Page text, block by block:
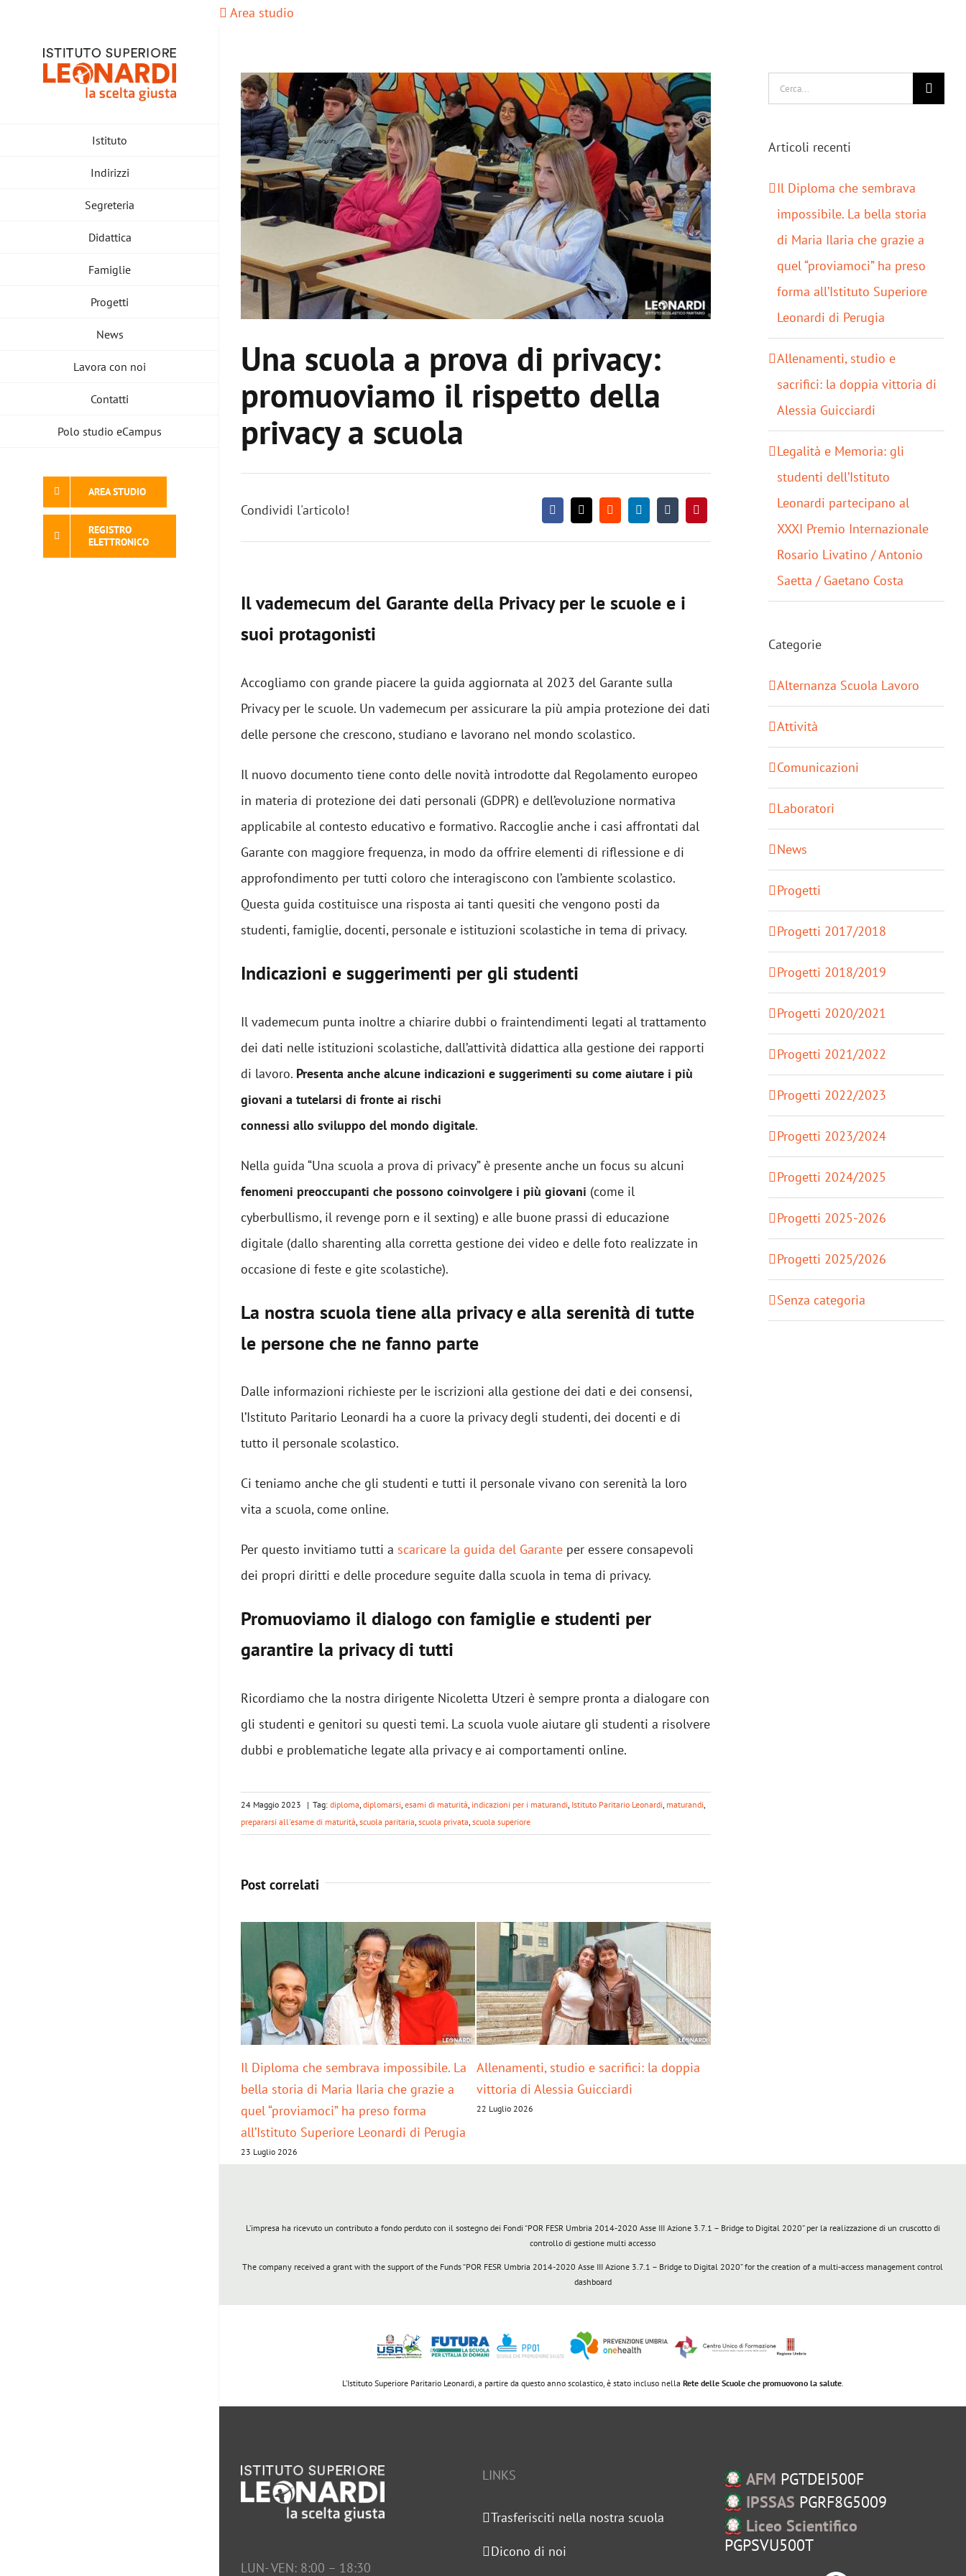
contenuto
Area studio
Istituto
Indirizzi
Segreteria
Didattica
Famiglie
Progetti
News
Lavora con noi
Contatti
Polo studio eCampus
AREA STUDIO
REGISTRO
ELETTRONICO
Una scuola a prova di privacy:
promuoviamo il rispetto della
privacy a scuola
Condividi l'articolo!
Il vademecum del Garante della Privacy per le scuole e i
suoi protagonisti
Accogliamo con grande piacere la guida aggiornata al 2023 del Garante sulla
Privacy per le scuole. Un vademecum per assicurare la più ampia protezione dei dati
delle persone che crescono, studiano e lavorano nel mondo scolastico.
Il nuovo documento tiene conto delle novità introdotte dal Regolamento europeo
in materia di protezione dei dati personali (GDPR) e dell’evoluzione normativa
applicabile al contesto educativo e formativo. Raccoglie anche i casi affrontati dal
Garante con maggiore frequenza, in modo da offrire elementi di riflessione e di
approfondimento per tutti coloro che interagiscono con l’ambiente scolastico.
Questa guida costituisce una risposta ai tanti quesiti che vengono posti da
studenti, famiglie, docenti, personale e istituzioni scolastiche in tema di privacy.
Indicazioni e suggerimenti per gli studenti
Il vademecum punta inoltre a chiarire dubbi o fraintendimenti legati al trattamento
dei dati nelle istituzioni scolastiche, dall’attività didattica alla gestione dei rapporti
di lavoro. Presenta anche alcune indicazioni e suggerimenti su come aiutare i più
giovani a tutelarsi di fronte ai rischi
connessi allo sviluppo del mondo digitale.
Nella guida “Una scuola a prova di privacy” è presente anche un focus su alcuni
fenomeni preoccupanti che possono coinvolgere i più giovani (come il
cyberbullismo, il revenge porn e il sexting) e alle buone prassi di educazione
digitale (dallo sharenting alla corretta gestione dei video e delle foto realizzate in
occasione di feste e gite scolastiche).
La nostra scuola tiene alla privacy e alla serenità di tutte
le persone che ne fanno parte
Dalle informazioni richieste per le iscrizioni alla gestione dei dati e dei consensi,
l’Istituto Paritario Leonardi ha a cuore la privacy degli studenti, dei docenti e di
tutto il personale scolastico.
Ci teniamo anche che gli studenti e tutti il personale vivano con serenità la loro
vita a scuola, come online.
Per questo invitiamo tutti a scaricare la guida del Garante per essere consapevoli
dei propri diritti e delle procedure seguite dalla scuola in tema di privacy.
Promuoviamo il dialogo con famiglie e studenti per
garantire la privacy di tutti
Ricordiamo che la nostra dirigente Nicoletta Utzeri è sempre pronta a dialogare con
gli studenti e genitori su questi temi. La scuola vuole aiutare gli studenti a risolvere
dubbi e problematiche legate alla privacy e ai comportamenti online.
24 Maggio 2023 | Tag: diploma diplomarsi esami di maturità indicazioni per i maturandi Istituto Paritario Leonardi maturandi
prepararsi all'esame di maturità scuola paritaria scuola privata scuola superiore
Post correlati
Il Diploma che sembrava impossibile. La
bella storia di Maria Ilaria che grazie a
quel “proviamoci” ha preso forma
all’Istituto Superiore Leonardi di Perugia
23 Luglio 2026
Allenamenti, studio e sacrifici: la doppia
vittoria di Alessia Guicciardi
22 Luglio 2026
Cerca
Articoli recenti
Il Diploma che sembrava
impossibile. La bella storia
di Maria Ilaria che grazie a
quel “proviamoci” ha preso
forma all’Istituto Superiore
Leonardi di Perugia
Allenamenti, studio e
sacrifici: la doppia vittoria di
Alessia Guicciardi
Legalità e Memoria: gli
studenti dell’Istituto
Leonardi partecipano al
XXXI Premio Internazionale
Rosario Livatino / Antonio
Saetta / Gaetano Costa
Categorie
Alternanza Scuola Lavoro
Attività
Comunicazioni
Laboratori
News
Progetti
Progetti 2017/2018
Progetti 2018/2019
Progetti 2020/2021
Progetti 2021/2022
Progetti 2022/2023
Progetti 2023/2024
Progetti 2024/2025
Progetti 2025-2026
Progetti 2025/2026
Senza categoria
L’impresa ha ricevuto un contributo a fondo perduto con il sostegno dei Fondi “POR FESR Umbria 2014-2020 Asse III Azione 3.7.1 – Bridge to Digital 2020” per la realizzazione di un cruscotto di
controllo di gestione multi accesso
The company received a grant with the support of the Funds “POR FESR Umbria 2014-2020 Asse III Azione 3.7.1 – Bridge to Digital 2020” for the creation of a multi-access management control
dashboard
L’Istituto Superiore Paritario Leonardi, a partire da questo anno scolastico, è stato incluso nella Rete delle Scuole che promuovono la salute.
LUN- VEN: 8:00 – 18:30
LINKS
Trasferisciti nella nostra scuola
Dicono di noi
AFM PGTDEI500F
IPSSAS PGRF8G5009
Liceo Scientifico
PGPSVU500T